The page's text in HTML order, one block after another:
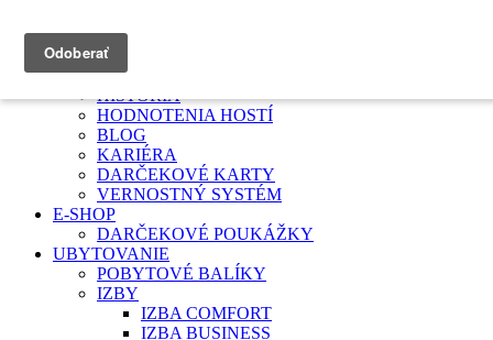
HOTEL TURIEC
PODUJATIA
HISTÓRIA
HODNOTENIA HOSTÍ
BLOG
KARIÉRA
DARČEKOVÉ KARTY
VERNOSTNÝ SYSTÉM
E-SHOP
DARČEKOVÉ POUKÁŽKY
UBYTOVANIE
POBYTOVÉ BALÍKY
IZBY
IZBA COMFORT
IZBA BUSINESS